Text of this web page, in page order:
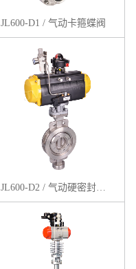
JL600-D1 / 气动卡箍蝶阀
JL600-D2 / 气动硬密封对夹蝶阀